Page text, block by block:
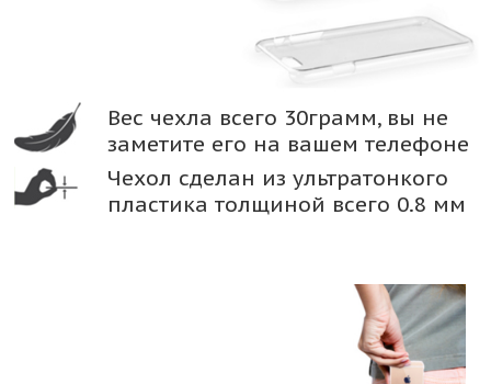
Вес чехла всего 30грамм, вы не
заметите его на вашем телефоне
Чехол сделан из ультратонкого
пластика толщиной всего 0.8 мм